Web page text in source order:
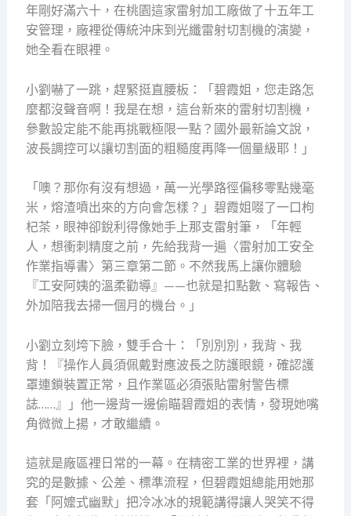
年剛好滿六十，在桃園這家雷射加工廠做了十五年工
安管理，廠裡從傳統沖床到光纖雷射切割機的演變，
她全看在眼裡。
小劉嚇了一跳，趕緊挺直腰板：「碧霞姐，您走路怎
麼都沒聲音啊！我是在想，這台新來的雷射切割機，
參數設定能不能再挑戰極限一點？國外最新論文說，
波長調控可以讓切割面的粗糙度再降一個量級耶！」
「噢？那你有沒有想過，萬一光學路徑偏移零點幾毫
米，熔渣噴出來的方向會怎樣？」碧霞姐啜了一口枸
杞茶，眼神卻銳利得像她手上那支雷射筆，「年輕
人，想衝刺精度之前，先給我背一遍〈雷射加工安全
作業指導書〉第三章第二節。不然我馬上讓你體驗
『工安阿姨的溫柔勸導』——也就是扣點數、寫報告、
外加陪我去掃一個月的機台。」
小劉立刻垮下臉，雙手合十：「別別別，我背、我
背！『操作人員須佩戴對應波長之防護眼鏡，確認護
罩連鎖裝置正常，且作業區必須張貼雷射警告標
誌……』」他一邊背一邊偷瞄碧霞姐的表情，發現她嘴
角微微上揚，才敢繼續。
這就是廠區裡日常的一幕。在精密工業的世界裡，講
究的是數據、公差、標準流程，但碧霞姐總能用她那
套「阿嬤式幽默」把冷冰冰的規範講得讓人哭笑不得